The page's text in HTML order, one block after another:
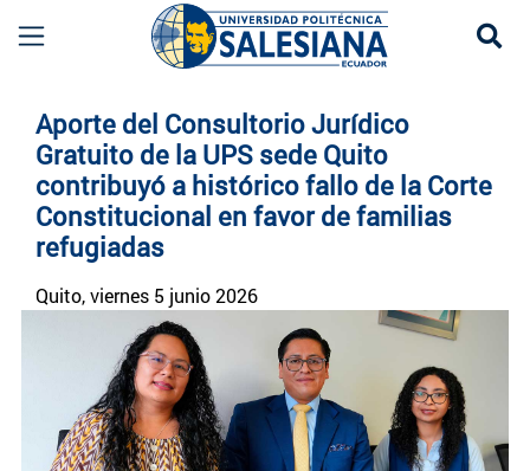
Aporte del Consultorio Jurídico
Gratuito de la UPS sede Quito
contribuyó a histórico fallo de la Corte
Constitucional en favor de familias
refugiadas
Quito, viernes 5 junio 2026